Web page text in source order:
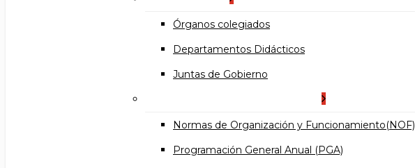
Órganos colegiados
Departamentos Didácticos
Juntas de Gobierno
Normas de Organización y Funcionamiento(NOF)
Programación General Anual (PGA)